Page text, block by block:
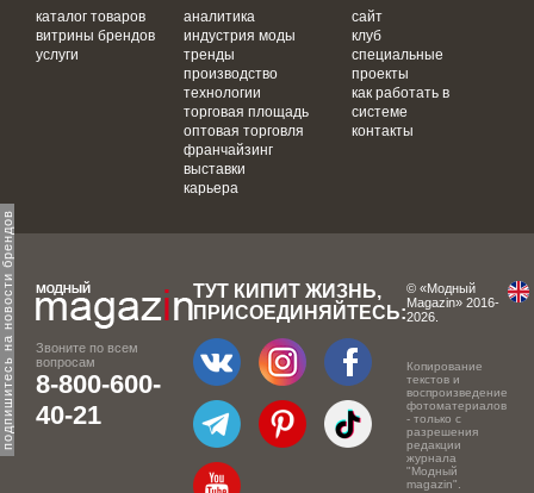
подпишитесь на новости брендов
каталог товаров
витрины брендов
услуги
аналитика
индустрия моды
тренды
производство
технологии
торговая площадь
оптовая торговля
франчайзинг
выставки
карьера
сайт
клуб
специальные
проекты
как работать в
системе
контакты
Звоните по всем
вопросам
8-800-600-
40-21
ТУТ КИПИТ ЖИЗНЬ,
ПРИСОЕДИНЯЙТЕСЬ:
© «Модный
Magazin» 2016-
2026.
Копирование
текстов и
воспроизведение
фотоматериалов
- только с
разрешения
редакции
журнала
"Модный
magazin".